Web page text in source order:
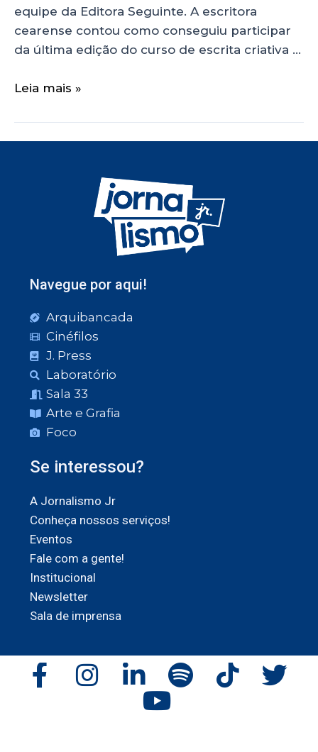
equipe da Editora Seguinte. A escritora
cearense contou como conseguiu participar
da última edição do curso de escrita criativa …
Leia mais »
Navegue por aqui!
Arquibancada
Cinéfilos
J. Press
Laboratório
Sala 33
Arte e Grafia
Foco
Se interessou?
A Jornalismo Jr
Conheça nossos serviços!
Eventos
Fale com a gente!
Institucional
Newsletter
Sala de imprensa